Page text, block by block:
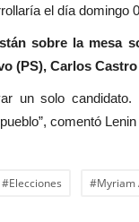
el día domingo
sobre la mesa
(PS), Carlos
un solo
comentó
#Elecciones #Myriam